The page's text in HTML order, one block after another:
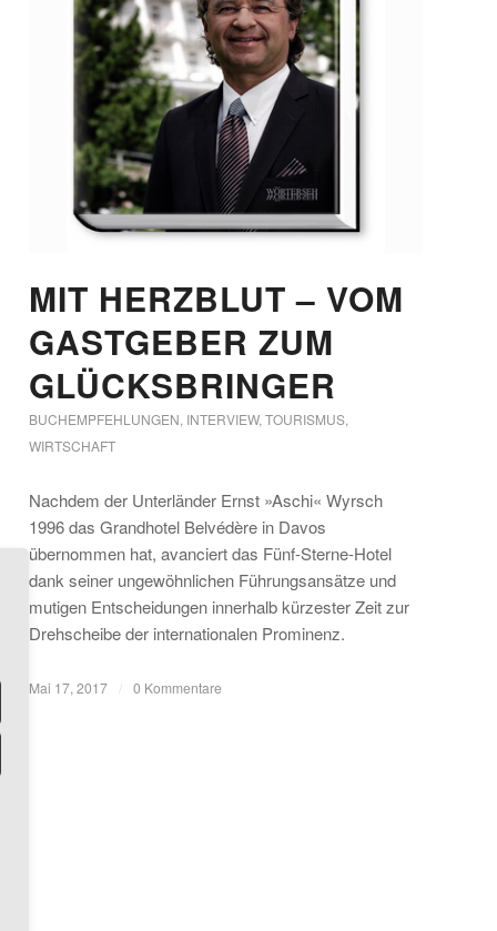
MIT HERZBLUT – VOM
GASTGEBER ZUM
GLÜCKSBRINGER
BUCHEMPFEHLUNGEN, INTERVIEW,TOURISMUS,
WIRTSCHAFT
Nachdem der Unterländer Ernst »Aschi« Wyrsch
1996 das Grandhotel Belvédère in Davos
übernommen hat, avanciert das Fünf-Sterne-Hotel
dank seiner ungewöhnlichen Führungsansätze und
mutigen Entscheidungen innerhalb kürzester Zeit zur
Drehscheibe der internationalen Prominenz.
Mai 17, 2017 0 Kommentare